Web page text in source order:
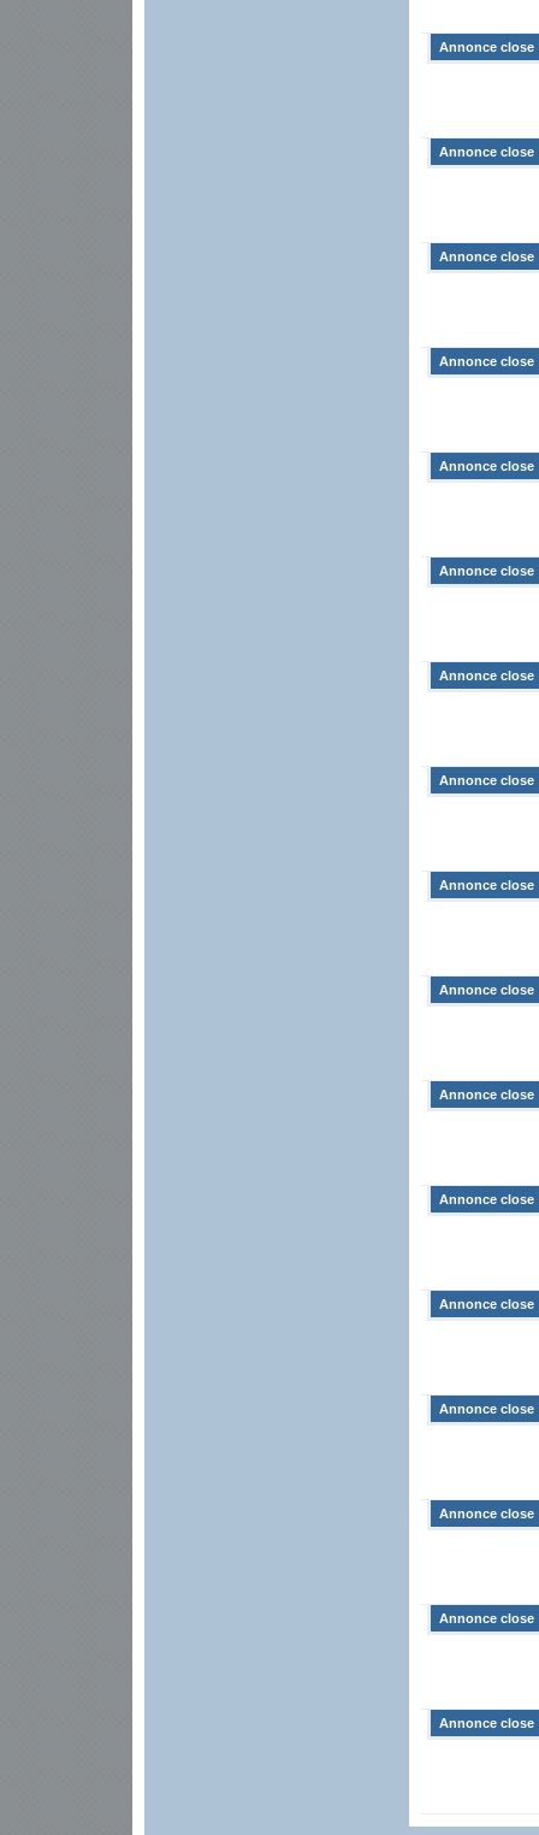
Annonce close
Annonce close
Annonce close
Annonce close
Annonce close
Annonce close
Annonce close
Annonce close
Annonce close
Annonce close
Annonce close
Annonce close
Annonce close
Annonce close
Annonce close
Annonce close
Annonce close